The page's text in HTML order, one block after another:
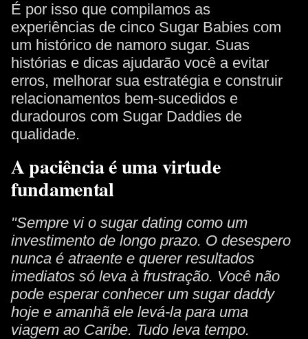
É por isso que compilamos as
experiências de cinco Sugar Babies com
um histórico de namoro sugar. Suas
histórias e dicas ajudarão você a evitar
erros, melhorar sua estratégia e construir
relacionamentos bem-sucedidos e
duradouros com Sugar Daddies de
qualidade.
A paciência é uma virtude
fundamental
"Sempre vi o sugar dating como um
investimento de longo prazo. O desespero
nunca é atraente e querer resultados
imediatos só leva à frustração. Você não
pode esperar conhecer um sugar daddy
hoje e amanhã ele levá-la para uma
viagem ao Caribe. Tudo leva tempo.